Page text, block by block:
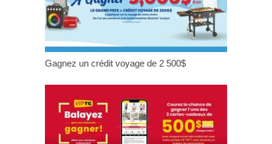
Gagnez un crédit voyage de 2 500$